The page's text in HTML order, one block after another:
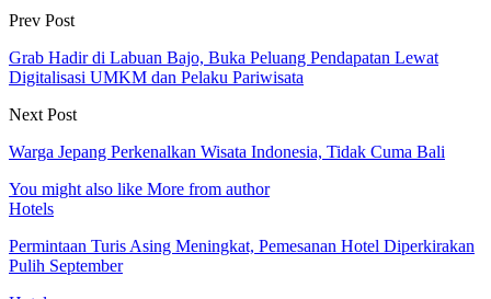
Prev Post
Grab Hadir di Labuan Bajo, Buka Peluang Pendapatan Lewat
Digitalisasi UMKM dan Pelaku Pariwisata
Next Post
Warga Jepang Perkenalkan Wisata Indonesia, Tidak Cuma Bali
You might also like More from author
Hotels
Permintaan Turis Asing Meningkat, Pemesanan Hotel Diperkirakan
Pulih September